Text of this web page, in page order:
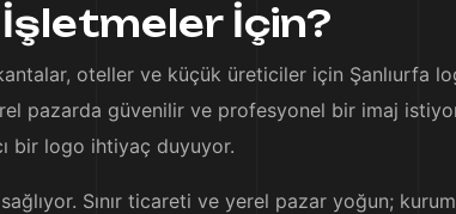
İşletmeler İçin?
oteller ve küçük üreticiler için Şanlıurfa
pazarda güvenilir ve profesyonel bir imaj
bir logo ihtiyaç duyuyor.
Sınır ticareti ve yerel pazar yoğun;